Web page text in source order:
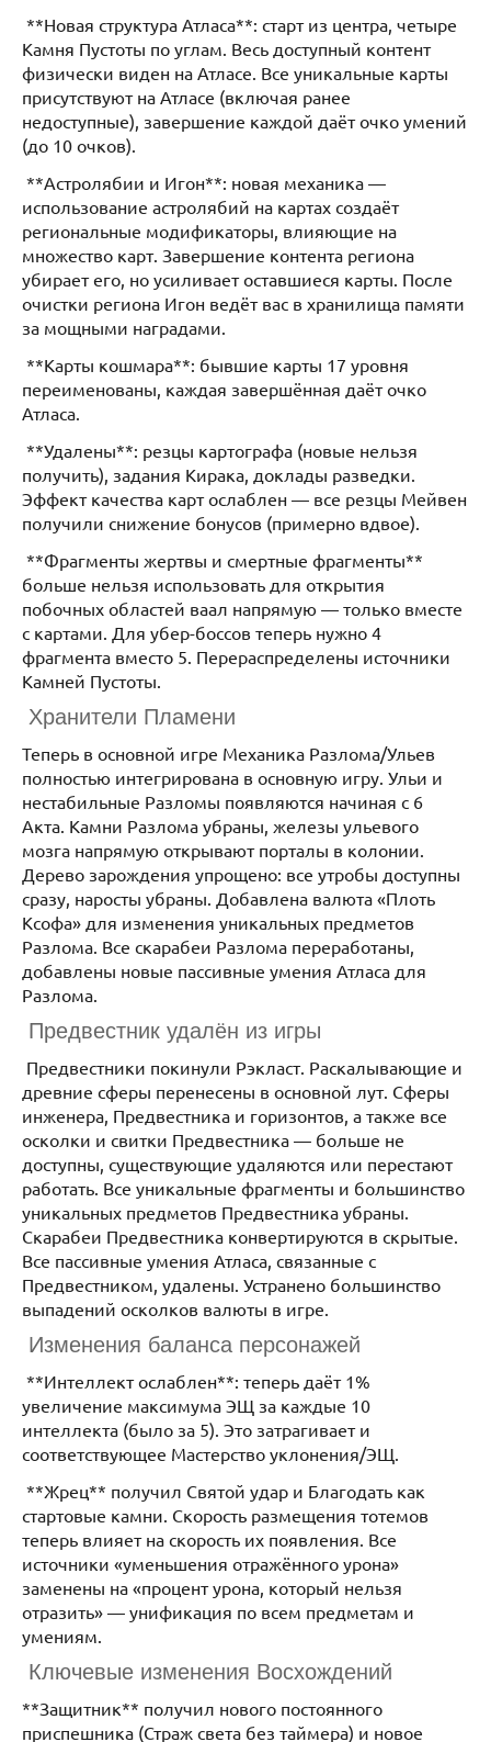
**Новая структура Атласа**: старт из центра, четыре
Камня Пустоты по углам. Весь доступный контент
физически виден на Атласе. Все уникальные карты
присутствуют на Атласе (включая ранее
недоступные), завершение каждой даёт очко умений
(до 10 очков).
**Астролябии и Игон**: новая механика —
использование астролябий на картах создаёт
региональные модификаторы, влияющие на
множество карт. Завершение контента региона
убирает его, но усиливает оставшиеся карты. После
очистки региона Игон ведёт вас в хранилища памяти
за мощными наградами.
**Карты кошмара**: бывшие карты 17 уровня
переименованы, каждая завершённая даёт очко
Атласа.
**Удалены**: резцы картографа (новые нельзя
получить), задания Кирака, доклады разведки.
Эффект качества карт ослаблен — все резцы Мейвен
получили снижение бонусов (примерно вдвое).
**Фрагменты жертвы и смертные фрагменты**
больше нельзя использовать для открытия
побочных областей ваал напрямую — только вместе
с картами. Для убер-боссов теперь нужно 4
фрагмента вместо 5. Перераспределены источники
Камней Пустоты.
Хранители Пламени
Теперь в основной игре Механика Разлома/Ульев
полностью интегрирована в основную игру. Ульи и
нестабильные Разломы появляются начиная с 6
Акта. Камни Разлома убраны, железы ульевого
мозга напрямую открывают порталы в колонии.
Дерево зарождения упрощено: все утробы доступны
сразу, наросты убраны. Добавлена валюта «Плоть
Ксофа» для изменения уникальных предметов
Разлома. Все скарабеи Разлома переработаны,
добавлены новые пассивные умения Атласа для
Разлома.
Предвестник удалён из игры
Предвестники покинули Рэкласт. Раскалывающие и
древние сферы перенесены в основной лут. Сферы
инженера, Предвестника и горизонтов, а также все
осколки и свитки Предвестника — больше не
доступны, существующие удаляются или перестают
работать. Все уникальные фрагменты и большинство
уникальных предметов Предвестника убраны.
Скарабеи Предвестника конвертируются в скрытые.
Все пассивные умения Атласа, связанные с
Предвестником, удалены. Устранено большинство
выпадений осколков валюты в игре.
Изменения баланса персонажей
**Интеллект ослаблен**: теперь даёт 1%
увеличение максимума ЭЩ за каждые 10
интеллекта (было за 5). Это затрагивает и
соответствующее Мастерство уклонения/ЭЩ.
**Жрец** получил Святой удар и Благодать как
стартовые камни. Скорость размещения тотемов
теперь влияет на скорость их появления. Все
источники «уменьшения отражённого урона»
заменены на «процент урона, который нельзя
отразить» — унификация по всем предметам и
умениям.
Ключевые изменения Восхождений
**Защитник** получил нового постоянного
приспешника (Страж света без таймера) и новое